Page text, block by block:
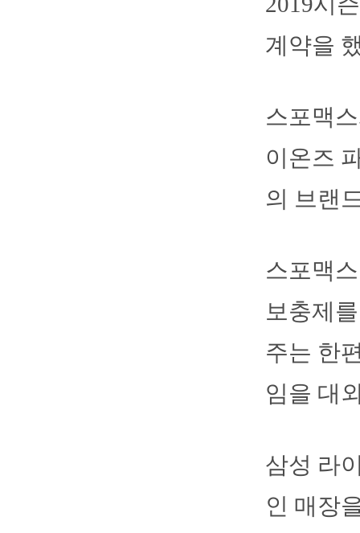
계약을
스포맥
이온즈
의 브랜
스포맥
보충제
주는 한
임을 대
삼성 라
인 매장